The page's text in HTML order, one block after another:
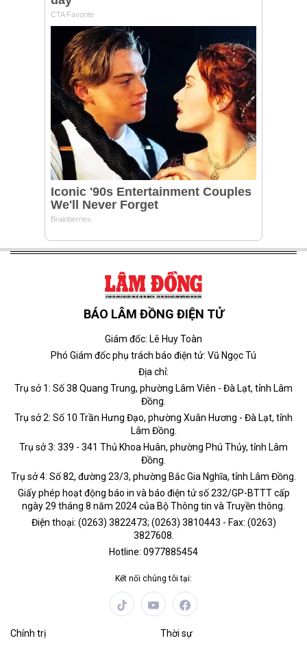
BÁO LÂM ĐỒNG ĐIỆN TỬ
Giám đốc: Lê Huy Toàn
Phó Giám đốc phụ trách báo điện tử: Vũ Ngọc Tú
Địa chỉ:
Trụ sở 1: Số 38 Quang Trung, phường Lâm Viên - Đà Lạt, tỉnh Lâm
Đồng.
Trụ sở 2: Số 10 Trần Hưng Đạo, phường Xuân Hương - Đà Lạt, tỉnh
Lâm Đồng.
Trụ sở 3: 339 - 341 Thủ Khoa Huân, phường Phú Thủy, tỉnh Lâm
Đồng.
Trụ sở 4: Số 82, đường 23/3, phường Bắc Gia Nghĩa, tỉnh Lâm Đồng.
Giấy phép hoạt động báo in và báo điện tử số 232/GP-BTTT cấp
ngày 29 tháng 8 năm 2024 của Bộ Thông tin và Truyền thông.
Điện thoại: (0263) 3822473; (0263) 3810443 - Fax: (0263)
3827608.
Hotline: 0977885454
Kết nối chúng tôi tại:
Chính trị Thời sự